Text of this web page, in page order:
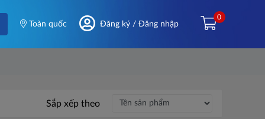
Toàn quốc Đăng ký / Đăng nhập
0
Sắp xếp theo